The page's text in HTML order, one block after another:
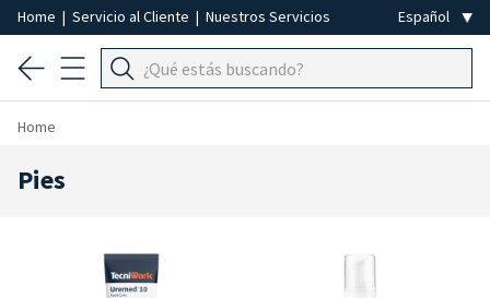
Home | Servicio al Cliente | Nuestros Servicios
Home
Pies